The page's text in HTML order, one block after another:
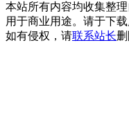
本站所有内容均收集整
用于商业用途。请于下
如有侵权，请联系站长删